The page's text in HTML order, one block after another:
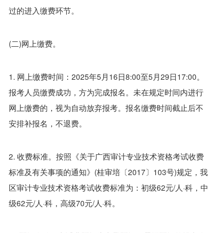
过的进入缴费环节。
(二)网上缴费。
1. 网上缴费时间：2025年5月16日8:00至5月29日17:00。
报考人员缴费成功，方为完成报名。未在规定时间内进行
网上缴费的，视为自动放弃报考。报名缴费时间截止后不
安排补报名，不退费。
2. 收费标准。按照《关于广西审计专业技术资格考试收费
标准及有关事项的通知》(桂审培〔2017〕103号)规定，我
区审计专业技术资格考试收费标准为：初级62元/人·科，中
级62元/人·科，高级70元/人·科。